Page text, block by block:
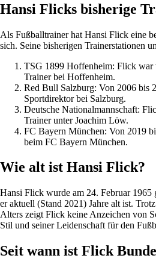
Hansi Flicks bisherige
Als Fußballtrainer hat Hansi Flick eine
sich. Seine bisherigen Trainerstationen
TSG 1899 Hoffenheim: Flick war
Trainer bei Hoffenheim.
Red Bull Salzburg: Von 2006 bis
Sportdirektor bei Salzburg.
Deutsche Nationalmannschaft:
Trainer unter Joachim Löw.
FC Bayern München: Von 2019
beim FC Bayern München.
Wie alt ist Hansi Flick?
Hansi Flick wurde am 24. Februar 1965
er aktuell (Stand 2021) Jahre alt ist.
Alters zeigt Flick keine Anzeichen von
Stil und seiner Leidenschaft für den
Seit wann ist Flick